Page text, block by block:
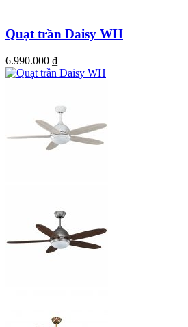
Quạt trần Daisy WH
6.990.000 ₫